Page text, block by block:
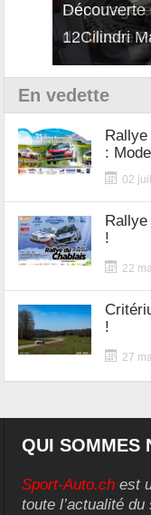
Découverte
12Cilindri
En vedette
:
02
!
22
!
27
QUI SOMMES
Sport-Auto.ch est
toute l’actualité